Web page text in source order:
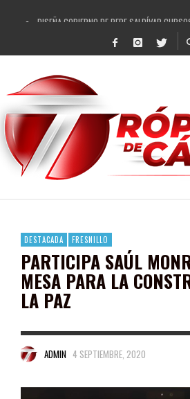
DISEÑA GOBIERNO DE PEPE SALDÍVAR
REFRENDAN LOS 28 DELEGADOS Y 14
FORTALECE GOBIERNO DE PEPE SALDÍVAR
GOBIERNO DE PEPE SALDÍVAR Y GRUPO
CUARTA FERIA EXPO AGROPECUARIA
RECONOCE PEPE SALDÍVAR A ARTISTA
EGRESA GOBIERNO DE PEPE
SON MUJERES GUADALUPENSES
DESTACADA FRESNILLO
PARTICIPA SAÚL
MESA PARA LA
LA PAZ
ADMIN 4 SEPTIEMBRE, 2020